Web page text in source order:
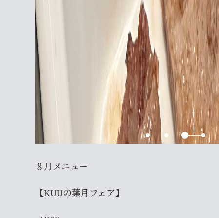
８月メニュー
【KUUの葉月フェア】